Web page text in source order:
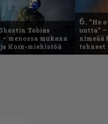
Tobias
menossa mukana
Korn-miehistöä
6. ”He
uutta”
nimeää